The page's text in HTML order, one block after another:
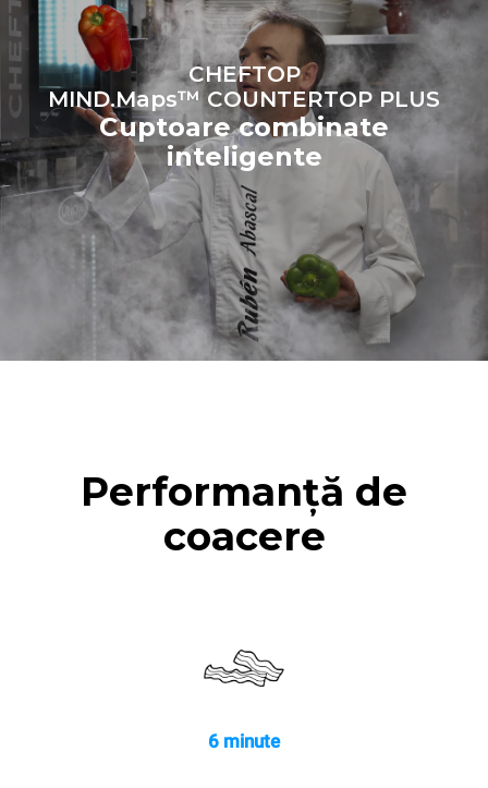
cartofi la cuptor
3 încărcături complete de
produse la aburi
2 ore în cuptorul gol la 180
°C
CHEFTOP
MIND.Maps™ COUNTERTOP PLUS
Cuptoare combinate
inteligente
Performanță de
coacere
6 minute